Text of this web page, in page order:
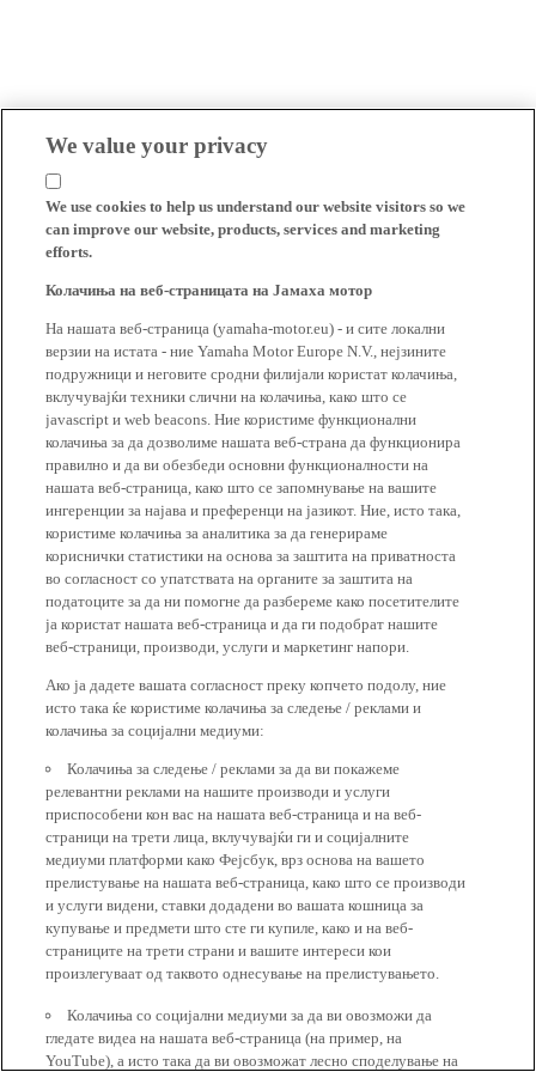
We value your privacy
We use cookies to help us understand our website visitors so we
can improve our website, products, services and marketing
efforts.
Колачиња на веб-страницата на Јамаха мотор
На нашата веб-страница (yamaha-motor.eu) - и сите локални
верзии на истата - ние Yamaha Motor Europe N.V., нејзините
подружници и неговите сродни филијали користат колачиња,
вклучувајќи техники слични на колачиња, како што се
javascript и web beacons. Ние користиме функционални
колачиња за да дозволиме нашата веб-страна да функционира
правилно и да ви обезбеди основни функционалности на
нашата веб-страница, како што се запомнување на вашите
ингеренции за најава и преференци на јазикот. Ние, исто така,
користиме колачиња за аналитика за да генерираме
кориснички статистики на основа за заштита на приватноста
во согласност со упатствата на органите за заштита на
податоците за да ни помогне да разбереме како посетителите
ја користат нашата веб-страница и да ги подобрат нашите
веб-страници, производи, услуги и маркетинг напори.
Ако ја дадете вашата согласност преку копчето подолу, ние
исто така ќе користиме колачиња за следење / реклами и
колачиња за социјални медиуми:
Колачиња за следење / реклами за да ви покажеме
релевантни реклами на нашите производи и услуги
приспособени кон вас на нашата веб-страница и на веб-
страници на трети лица, вклучувајќи ги и социјалните
медиуми платформи како Фејсбук, врз основа на вашето
прелистување на нашата веб-страница, како што се производи
и услуги видени, ставки додадени во вашата кошница за
купување и предмети што сте ги купиле, како и на веб-
страниците на трети страни и вашите интереси кои
произлегуваат од таквото однесување на прелистувањето.
Колачиња со социјални медиуми за да ви овозможи да
гледате видеа на нашата веб-страница (на пример, на
YouTube), а исто така да ви овозможат лесно споделување на